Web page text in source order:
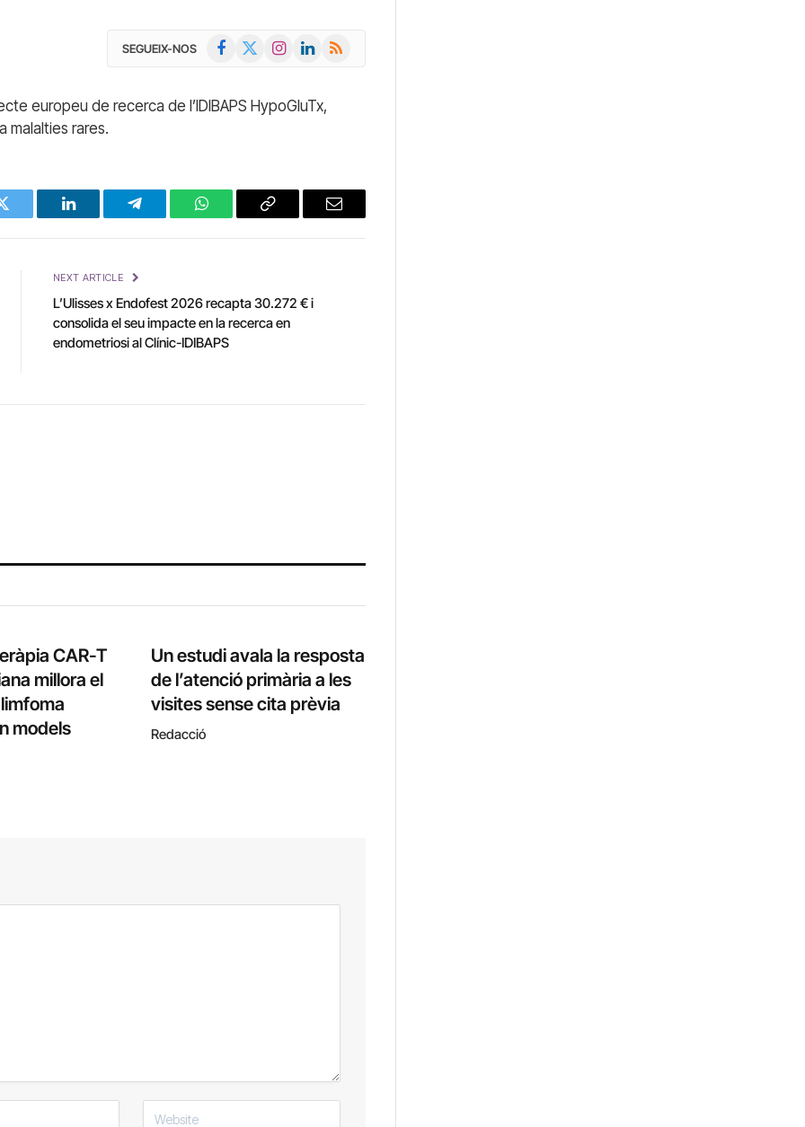
SEGUEIX-NOS Facebook InstagramLinkedIn
RSS
europeu de recerca de l’IDIBAPS HypoGluTx,
malalties rares.
Twitter LinkedIn Telegram WhatsAppCopy
Email
NEXT ARTICLE
L’Ulisses x Endofest 2026 recapta 30.272 € i
consolida el seu impacte en la recerca en
endometriosi al Clínic-IDIBAPS
CAR-T
millora el
models
Un estudi avala la resposta
de l’atenció primària a les
visites sense cita prèvia
Redacció